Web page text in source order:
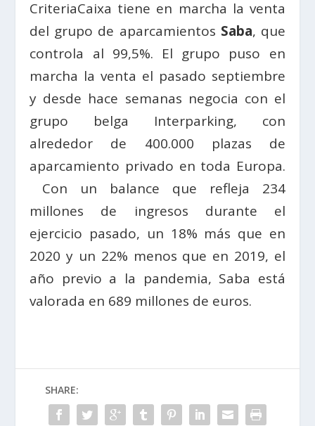
CriteriaCaixa tiene en marcha la venta
del grupo de aparcamientos Saba, que
controla al 99,5%. El grupo puso en
marcha la venta el pasado septiembre
y desde hace semanas negocia con el
grupo belga Interparking, con
alrededor de 400.000 plazas de
aparcamiento privado en toda Europa.
Con un balance que refleja 234
millones de ingresos durante el
ejercicio pasado, un 18% más que en
2020 y un 22% menos que en 2019, el
año previo a la pandemia, Saba está
valorada en 689 millones de euros.
SHARE: